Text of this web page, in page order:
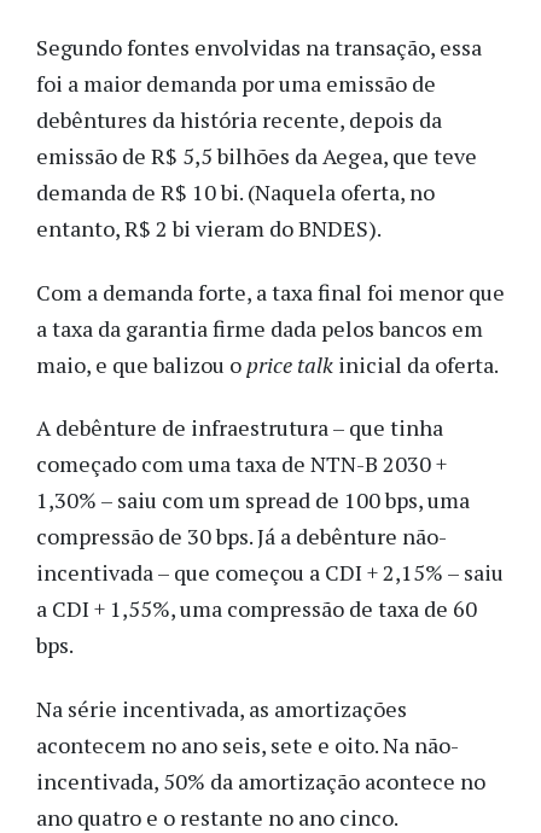
Segundo fontes envolvidas na transação, essa
foi a maior demanda por uma emissão de
debêntures da história recente, depois da
emissão de R$ 5,5 bilhões da Aegea, que teve
demanda de R$ 10 bi. (Naquela oferta, no
entanto, R$ 2 bi vieram do BNDES).
Com a demanda forte, a taxa final foi menor que
a taxa da garantia firme dada pelos bancos em
maio, e que balizou o price talk inicial da oferta.
A debênture de infraestrutura – que tinha
começado com uma taxa de NTN-B 2030 +
1,30% – saiu com um spread de 100 bps, uma
compressão de 30 bps. Já a debênture não-
incentivada – que começou a CDI + 2,15% – saiu
a CDI + 1,55%, uma compressão de taxa de 60
bps.
Na série incentivada, as amortizações
acontecem no ano seis, sete e oito. Na não-
incentivada, 50% da amortização acontece no
ano quatro e o restante no ano cinco.